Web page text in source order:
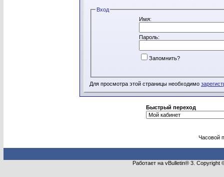
Вход
Имя:
Пароль:
Запомнить?
Для просмотра этой страницы необходимо
Быстрый переход
Часовой
Работает на vBulletin® 3.